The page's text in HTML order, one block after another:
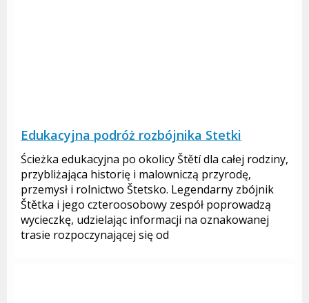
Edukacyjna podróż rozbójnika Stetki
Ścieżka edukacyjna po okolicy Štětí dla całej rodziny,
przybliżająca historię i malowniczą przyrodę,
przemysł i rolnictwo Štetsko. Legendarny zbójnik
Štětka i jego czteroosobowy zespół poprowadzą
wycieczkę, udzielając informacji na oznakowanej
trasie rozpoczynającej się od